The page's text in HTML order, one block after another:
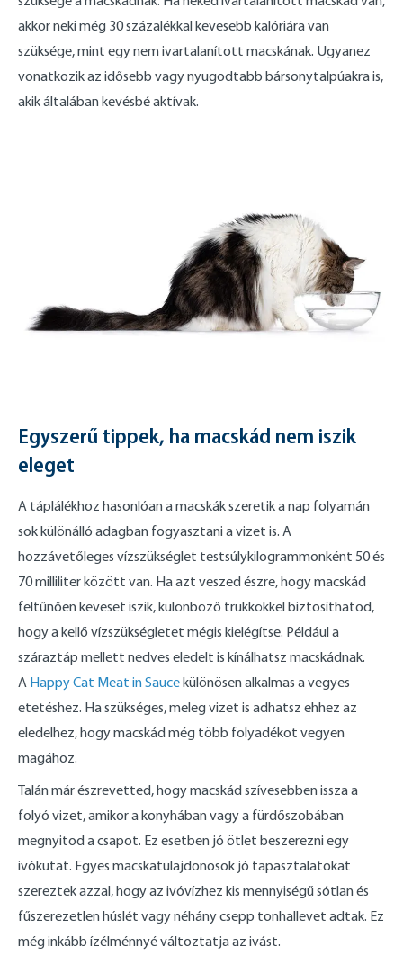
akkor neki még 30 százalékkal kevesebb kalóriára van
szüksége, mint egy nem ivartalanított macskának. Ugyanez
vonatkozik az idősebb vagy nyugodtabb bársonytalpúakra is,
akik általában kevésbé aktívak.
Egyszerű tippek, ha macskád nem iszik
eleget
A táplálékhoz hasonlóan a macskák szeretik a nap folyamán
sok különálló adagban fogyasztani a vizet is. A
hozzávetőleges vízszükséglet testsúlykilogrammonként 50 és
70 milliliter között van. Ha azt veszed észre, hogy macskád
feltűnően keveset iszik, különböző trükkökkel biztosíthatod,
hogy a kellő vízszükségletet mégis kielégítse. Például a
száraztáp mellett nedves eledelt is kínálhatsz macskádnak.
A Happy Cat Meat in Saucekülönösen alkalmas a vegyes
etetéshez. Ha szükséges, meleg vizet is adhatsz ehhez az
eledelhez, hogy macskád még több folyadékot vegyen
magához.
Talán már észrevetted, hogy macskád szívesebben issza a
folyó vizet, amikor a konyhában vagy a fürdőszobában
megnyitod a csapot. Ez esetben jó ötlet beszerezni egy
ivókutat. Egyes macskatulajdonosok jó tapasztalatokat
szereztek azzal, hogy az ivóvízhez kis mennyiségű sótlan és
fűszerezetlen húslét vagy néhány csepp tonhallevet adtak. Ez
még inkább ízélménnyé változtatja az ivást.